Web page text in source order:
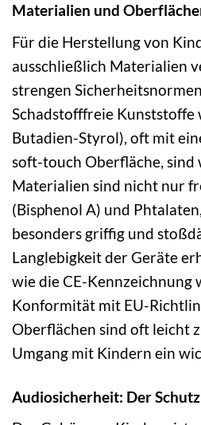
Materialien und
Für die Herstellung von
ausschließlich Materialien
strengen
Schadstofffreie
Butadien-Styrol), oft mit
soft-touch Oberfläche,
Materialien sind nicht nur
(Bisphenol A) und
besonders griffig und
Langlebigkeit der Geräte
wie die CE-Kennzeichnung
Konformität mit EU-
Oberflächen sind oft leicht
Umgang mit Kindern ein
Audiosicherheit: Der